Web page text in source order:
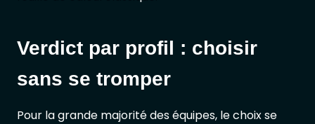
Verdict par profil : choisir
sans se tromper
Pour la grande majorité des équipes, le choix se